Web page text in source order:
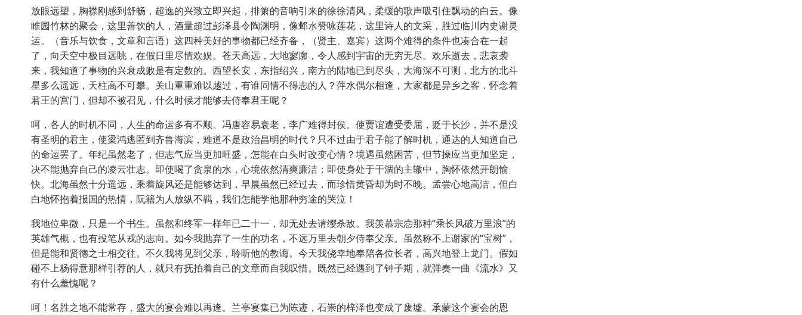
放眼远望，胸襟刚感到舒畅，超逸的兴致立即兴起，排箫的音响引来的徐徐清风，柔缓的歌声吸引住飘动的白云。像
睢园竹林的聚会，这里善饮的人，酒量超过彭泽县令陶渊明，像邺水赞咏莲花，这里诗人的文采，胜过临川内史谢灵
运。（音乐与饮食，文章和言语）这四种美好的事物都已经齐备，（贤主、嘉宾）这两个难得的条件也凑合在一起
了，向天空中极目远眺，在假日里尽情欢娱。苍天高远，大地寥廓，令人感到宇宙的无穷无尽。欢乐逝去，悲哀袭
来，我知道了事物的兴衰成败是有定数的。西望长安，东指绍兴，南方的陆地已到尽头，大海深不可测，北方的北斗
星多么遥远，天柱高不可攀。关山重重难以越过，有谁同情不得志的人？萍水偶尔相逢，大家都是异乡之客．怀念着
君王的宫门，但却不被召见，什么时候才能够去侍奉君王呢？
呵，各人的时机不同，人生的命运多有不顺。冯唐容易衰老，李广难得封侯。使贾谊遭受委屈，贬于长沙，并不是没
有圣明的君主，使梁鸿逃匿到齐鲁海滨，难道不是政治昌明的时代？只不过由于君子能了解时机，通达的人知道自己
的命运罢了。年纪虽然老了，但志气应当更加旺盛，怎能在白头时改变心情？境遇虽然困苦，但节操应当更加坚定，
决不能抛弃自己的凌云壮志。即使喝了贪泉的水，心境依然清爽廉洁；即使身处于干涸的主辙中，胸怀依然开朗愉
快。北海虽然十分遥远，乘着旋风还是能够达到，早晨虽然已经过去，而珍惜黄昏却为时不晚。孟尝心地高洁，但白
白地怀抱着报国的热情，阮籍为人放纵不羁，我们怎能学他那种穷途的哭泣！
我地位卑微，只是一个书生。虽然和终军一样年已二十一，却无处去请缨杀敌。我羡慕宗悫那种“乘长风破万里浪”的
英雄气概，也有投笔从戎的志向。如今我抛弃了一生的功名，不远万里去朝夕侍奉父亲。虽然称不上谢家的“宝树”，
但是能和贤德之士相交往。不久我将见到父亲，聆听他的教诲。今天我侥幸地奉陪各位长者，高兴地登上龙门。假如
碰不上杨得意那样引荐的人，就只有抚拍着自己的文章而自我叹惜。既然已经遇到了钟子期，就弹奏一曲《流水》又
有什么羞愧呢？
呵！名胜之地不能常存，盛大的宴会难以再逢。兰亭宴集已为陈迹，石崇的梓泽也变成了废墟。承蒙这个宴会的恩